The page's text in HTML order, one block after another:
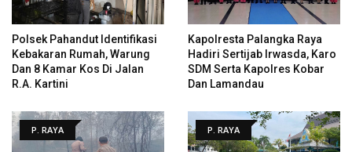
Polsek Pahandut Identifikasi
Kebakaran Rumah, Warung
Dan 8 Kamar Kos Di Jalan
R.A. Kartini
Kapolresta Palangka Raya
Hadiri Sertijab Irwasda, Karo
SDM Serta Kapolres Kobar
Dan Lamandau
P. RAYA P. RAYA